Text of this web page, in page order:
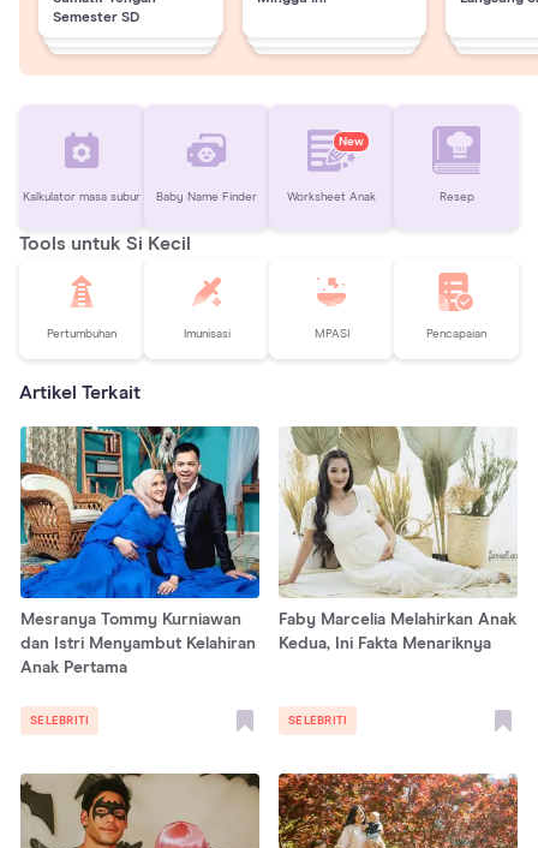
Semester SD
Kalkulator masa subur Baby Name Finder
New
Worksheet Anak Resep
Tools untuk Si Kecil
Pertumbuhan Imunisasi MPASI Pencapaian
Artikel Terkait
Mesranya Tommy Kurniawan
dan Istri Menyambut Kelahiran
Anak Pertama
SELEBRITI
Faby Marcelia Melahirkan Anak
Kedua, Ini Fakta Menariknya
SELEBRITI